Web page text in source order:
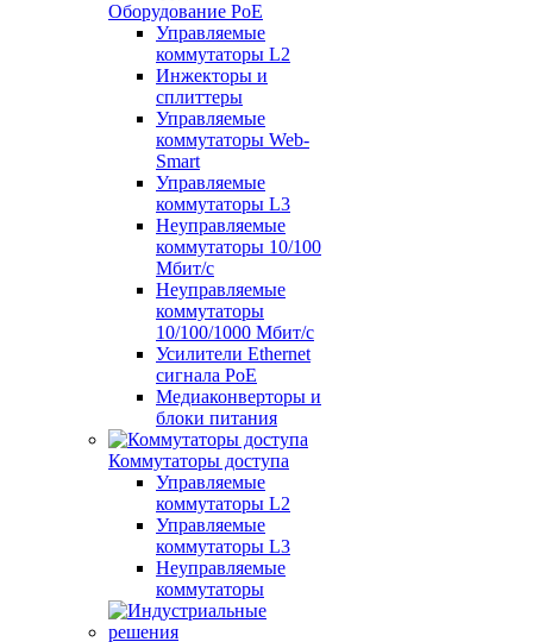
Оборудование PoE
Управляемые
коммутаторы L2
Инжекторы и
сплиттеры
Управляемые
коммутаторы Web-
Smart
Управляемые
коммутаторы L3
Неуправляемые
коммутаторы 10/100
Мбит/с
Неуправляемые
коммутаторы
10/100/1000 Мбит/с
Усилители Ethernet
сигнала PoE
Медиаконверторы и
блоки питания
Коммутаторы доступа
Управляемые
коммутаторы L2
Управляемые
коммутаторы L3
Неуправляемые
коммутаторы